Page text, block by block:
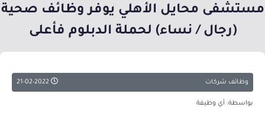
مستشفى محايل الأهلي يوفر وظائف صحية
(رجال / نساء) لحملة الدبلوم فأعلى
وظائف شركات
بواسطة: أي وظيفة